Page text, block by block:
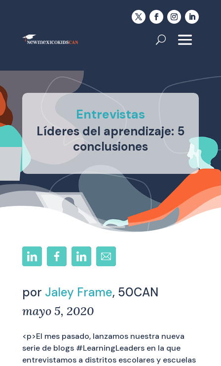
Entrevistas
Líderes del aprendizaje: 5
conclusiones
por Jaley Frame, 50CAN
mayo 5, 2020
<p>El mes pasado, lanzamos nuestra nueva
serie de blogs #LearningLeaders en la que
entrevistamos a distritos escolares y escuelas